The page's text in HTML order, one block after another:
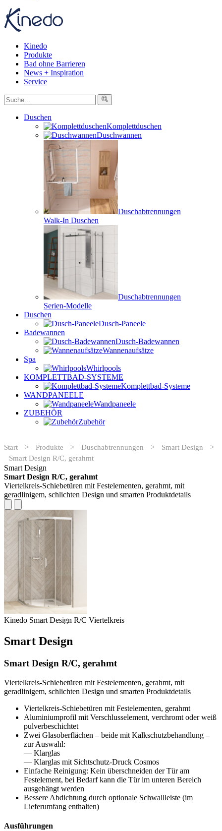
Kinedo
Produkte
Bad ohne Barrieren
News + Inspiration
Service
Duschen
Komplettduschen
Duschwannen
Duschabtrennungen
Walk-In Duschen
Duschabtrennungen
Serien-Modelle
Duschen
Dusch-Paneele
Badewannen
Dusch-Badewannen
Wannenaufsätze
Spa
Whirlpools
KOMPLETTBAD-SYSTEME
Komplettbad-Systeme
WANDPANEELE
Wandpaneele
ZUBEHÖR
Zubehör
Start > Produkte > Duschabtrennungen > Smart Design
>
Smart Design R/C, gerahmt
Smart Design
Smart Design R/C, gerahmt
Viertelkreis-Schiebetüren mit Festelementen, gerahmt, mit
geradlinigem, schlichten Design und smarten Produktdetails
Kinedo Smart Design R/C Viertelkreis
Smart Design
Smart Design R/C, gerahmt
Viertelkreis-Schiebetüren mit Festelementen, gerahmt, mit
geradlinigem, schlichten Design und smarten Produktdetails
Viertelkreis-Schiebetüren mit Festelementen, gerahmt
Aluminiumprofil mit Verschlusselement, verchromt oder weiß
pulverbeschichtet
Zwei Glasoberflächen – beide mit Kalkschutzbehandlung –
zur Auswahl:
— Klarglas
— Klarglas mit Sichtschutz-Druck Cosmos
Einfache Reinigung: Kein überschneiden der Tür am
Festelement, bei Bedarf kann die Tür im unteren Bereich
ausgehängt werden
Bessere Abdichtung durch optionale Schwallleiste (im
Lieferumfang enthalten)
Ausführungen